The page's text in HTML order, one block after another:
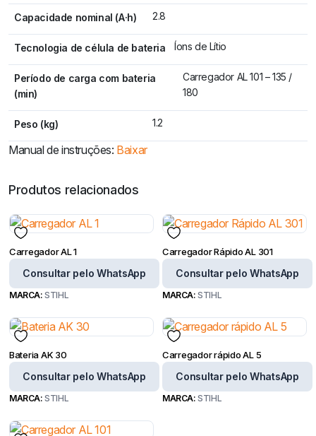
Capacidade nominal (A·h) 2.8
Tecnologia de célula de bateria Íons de Lítio
Período de carga com bateria
(min)
Carregador AL 101 – 135 /
180
Peso (kg) 1.2
Manual de instruções: Baixar
Produtos relacionados
Carregador AL 1
Consultar pelo WhatsApp
MARCA:STIHL
Carregador Rápido AL 301
Consultar pelo WhatsApp
MARCA:STIHL
Bateria AK 30
Consultar pelo WhatsApp
MARCA:STIHL
Carregador rápido AL 5
Consultar pelo WhatsApp
MARCA:STIHL